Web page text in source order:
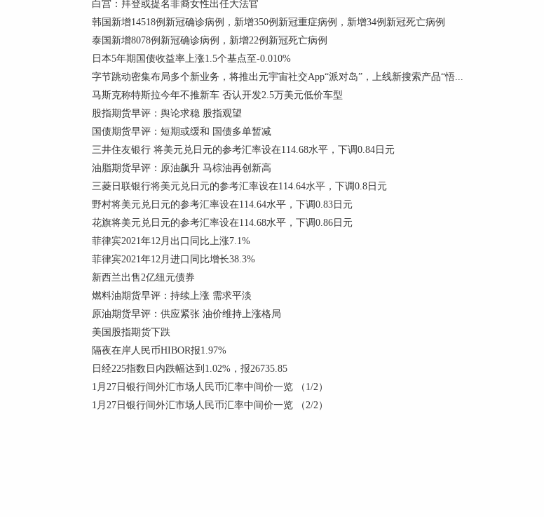
白宫：拜登或提名非裔女性出任大法官
韩国新增14518例新冠确诊病例，新增350例新冠重症病例，新增34例新冠死亡病例
泰国新增8078例新冠确诊病例，新增22例新冠死亡病例
日本5年期国债收益率上涨1.5个基点至-0.010%
字节跳动密集布局多个新业务，将推出元宇宙社交App“派对岛”，上线新搜索产品“悟...
马斯克称特斯拉今年不推新车 否认开发2.5万美元低价车型
股指期货早评：舆论求稳 股指观望
国债期货早评：短期或缓和 国债多单暂减
三井住友银行 将美元兑日元的参考汇率设在114.68水平，下调0.84日元
油脂期货早评：原油飙升 马棕油再创新高
三菱日联银行将美元兑日元的参考汇率设在114.64水平，下调0.8日元
野村将美元兑日元的参考汇率设在114.64水平，下调0.83日元
花旗将美元兑日元的参考汇率设在114.68水平，下调0.86日元
菲律宾2021年12月出口同比上涨7.1%
菲律宾2021年12月进口同比增长38.3%
新西兰出售2亿纽元债券
燃料油期货早评：持续上涨 需求平淡
原油期货早评：供应紧张 油价维持上涨格局
美国股指期货下跌
隔夜在岸人民币HIBOR报1.97%
日经225指数日内跌幅达到1.02%，报26735.85
1月27日银行间外汇市场人民币汇率中间价一览 （1/2）
1月27日银行间外汇市场人民币汇率中间价一览 （2/2）